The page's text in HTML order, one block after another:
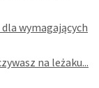
wymagających
na leżaku...